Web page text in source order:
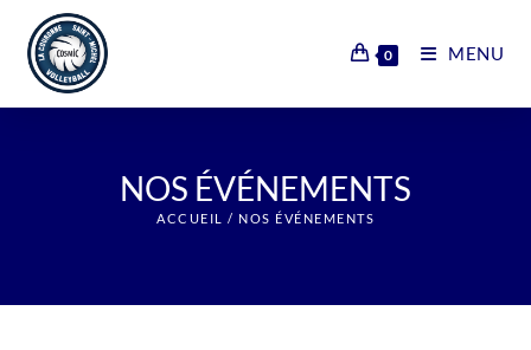
0 MENU
NOS ÉVÉNEMENTS
ACCUEIL / NOS ÉVÉNEMENTS